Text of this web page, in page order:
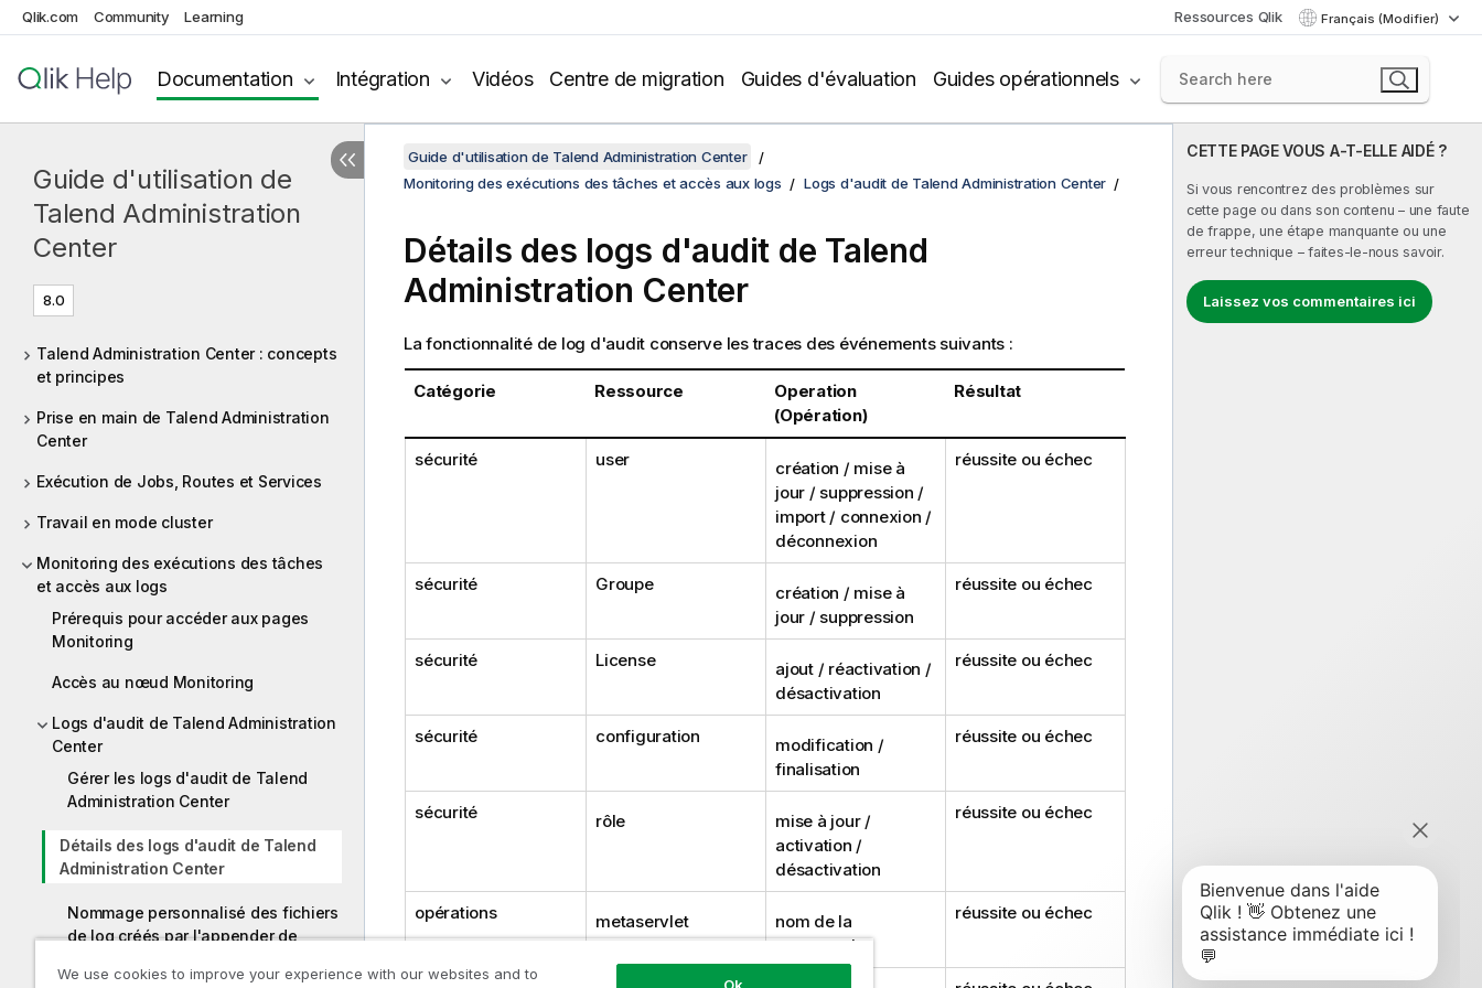
Qlik.com Community Learning Ressources Qlik Français (Modifier)
Documentation Intégration Vidéos Centre de migration Guides d'évaluation Guides opérationnels
Guide d'utilisation de
Talend Administration
Center
8.0
Talend Administration Center : concepts
et principes
Prise en main de Talend Administration
Center
Exécution de Jobs, Routes et Services
Travail en mode cluster
Monitoring des exécutions des tâches
et accès aux logs
Prérequis pour accéder aux pages
Monitoring
Accès au nœud Monitoring
Logs d'audit de Talend Administration
Center
Gérer les logs d'audit de Talend
Administration Center
Détails des logs d'audit de Talend
Administration Center
Nommage personnalisé des fichiers
de log créés par l'appender de
CETTE PAGE VOUS A-T-ELLE AIDÉ ?
Si vous rencontrez des problèmes sur
cette page ou dans son contenu – une faute
de frappe, une étape manquante ou une
erreur technique – faites-le-nous savoir.
Laissez vos commentaires ici
Guide d'utilisation de Talend Administration Center
Monitoring des exécutions des tâches et accès aux logs
Logs d'audit de Talend Administration Center
Détails des logs d'audit de Talend
Administration Center
La fonctionnalité de log d'audit conserve les traces des événements suivants :
Catégorie Ressource
Operation
(Opération)
Résultat
sécurité user
création / mise à
jour / suppression /
import / connexion /
déconnexion
réussite ou échec
sécurité Groupe
création / mise à
jour / suppression
réussite ou échec
sécurité License
ajout / réactivation /
désactivation
réussite ou échec
sécurité configuration
modification /
finalisation
réussite ou échec
sécurité rôle
mise à jour /
activation /
désactivation
réussite ou échec
opérations metaservlet
nom de la
commande
réussite ou échec
We use cookies to improve your experience with our websites and to